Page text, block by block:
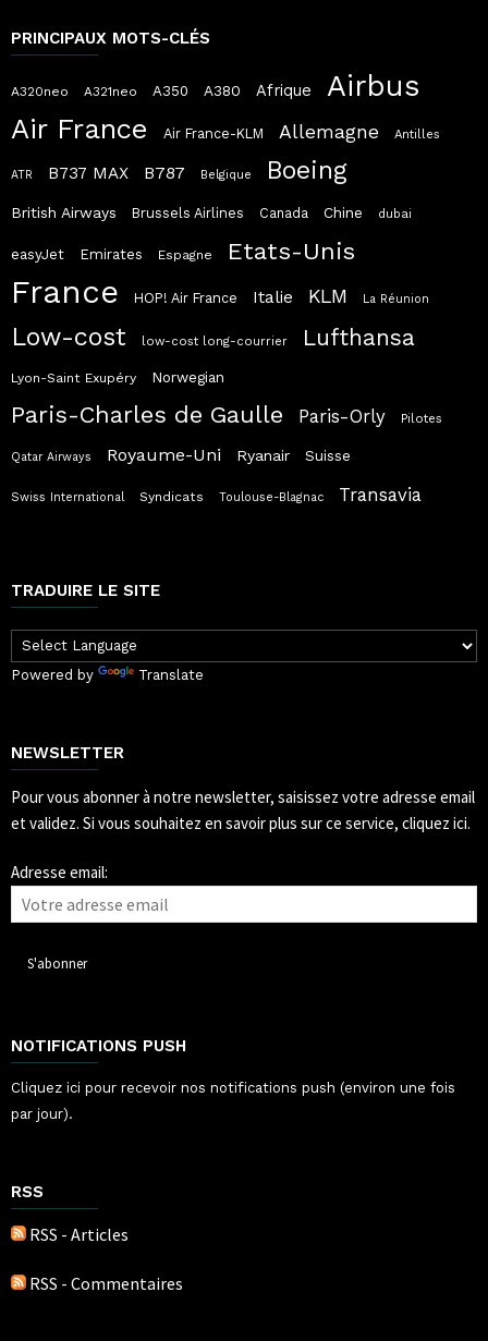
PRINCIPAUX MOTS-CLÉS
A320neo A321neo A350 A380 Afrique Airbus
Air France Air France-KLM Allemagne Antilles
ATR B737 MAX B787 Belgique Boeing
British Airways Brussels Airlines Canada Chine dubai
easyJet Emirates Espagne Etats-Unis
France HOP! Air France Italie KLM La Réunion
Low-cost low-cost long-courrier Lufthansa
Lyon-Saint Exupéry Norwegian
Paris-Charles de Gaulle Paris-Orly Pilotes
Qatar Airways Royaume-Uni Ryanair Suisse
Swiss International Syndicats Toulouse-Blagnac Transavia
TRADUIRE LE SITE
Powered by Translate
NEWSLETTER
Pour vous abonner à notre newsletter, saisissez votre adresse email
et validez. Si vous souhaitez en savoir plus sur ce service, cliquez ici.
Adresse email:
NOTIFICATIONS PUSH
Cliquez ici pour recevoir nos notifications push (environ une fois
par jour).
RSS
RSS - Articles
RSS - Commentaires